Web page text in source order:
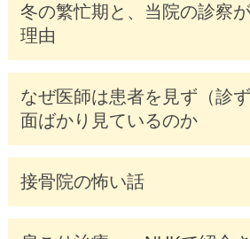
冬の繁忙期と、当院の診察
理由
なぜ医師は患者を見ず（診
面ばかり見ているのか
接骨院の怖い話